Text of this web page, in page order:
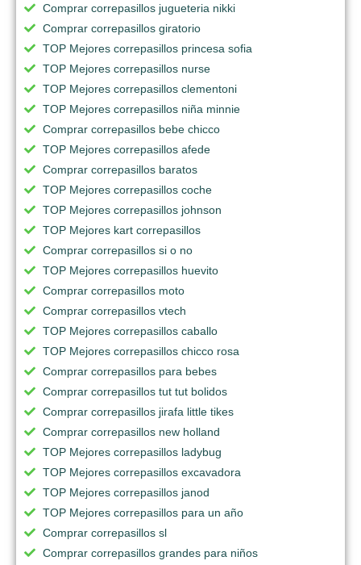
Comprar correpasillos jugueteria nikki
Comprar correpasillos giratorio
TOP Mejores correpasillos princesa sofia
TOP Mejores correpasillos nurse
TOP Mejores correpasillos clementoni
TOP Mejores correpasillos niña minnie
Comprar correpasillos bebe chicco
TOP Mejores correpasillos afede
Comprar correpasillos baratos
TOP Mejores correpasillos coche
TOP Mejores correpasillos johnson
TOP Mejores kart correpasillos
Comprar correpasillos si o no
TOP Mejores correpasillos huevito
Comprar correpasillos moto
Comprar correpasillos vtech
TOP Mejores correpasillos caballo
TOP Mejores correpasillos chicco rosa
Comprar correpasillos para bebes
Comprar correpasillos tut tut bolidos
Comprar correpasillos jirafa little tikes
Comprar correpasillos new holland
TOP Mejores correpasillos ladybug
TOP Mejores correpasillos excavadora
TOP Mejores correpasillos janod
TOP Mejores correpasillos para un año
Comprar correpasillos sl
Comprar correpasillos grandes para niños